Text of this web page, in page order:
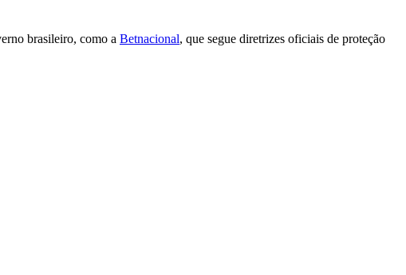
brasileiro, como a Betnacional, que segue diretrizes oficiais de proteção